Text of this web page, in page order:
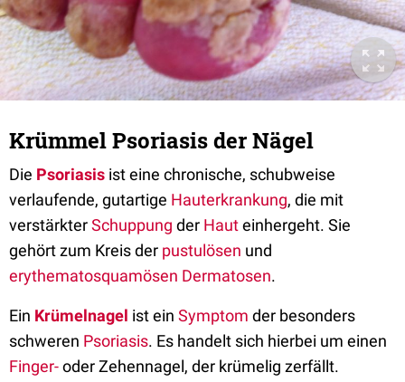
Krümmel Psoriasis der Nägel
Die Psoriasis ist eine chronische, schubweise
verlaufende, gutartige Hauterkrankung, die mit
verstärkterSchuppung der Hauteinhergeht. Sie
gehört zum Kreis der pustulösen und
erythematosquamösen Dermatosen.
Ein Krümelnagel ist ein Symptom der besonders
schweren Psoriasis. Es handelt sich hierbei um einen
Finger-oder Zehennagel, der krümelig zerfällt.